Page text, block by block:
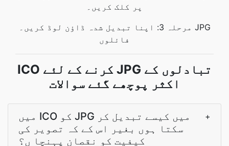
پر کلک کریں۔
مرحلہ 3: اپنا تبدیل شدہ ڈاؤن لوڈ کریں۔ JPG
فائلوں
ICO کرنے کے لئے JPG تبادلوں کے
اکثر پوچھے گئے سوالات
میں ICO کو JPG میں کیسے تبدیل کر
سکتا ہوں بغیر اس کے کہ تصویر کی
کیفیت کو نقصان پہنچا ں؟
+